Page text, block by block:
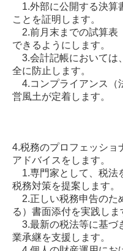
1.外部に公開する決算
ことを証明します。
2.前月末までの試算表
できるようにします。
3.会計記帳においては
全に防止します。
4.コンプライアンス（
営風土が定着します。
4.税務のプロフェッショ
アドバイスをします。
1.専門家として、税法
税務対策を提案します。
2.正しい税務申告のた
る）書面添付を実践しま
3.最新の税法等に基づ
業承継を支援します。